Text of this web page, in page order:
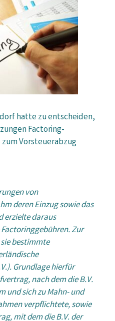
hatte zu entscheiden,
Factoring-
Vorsteuerabzug
von
deren Einzug sowie das
erzielte daraus
Zur
bestimmte
Grundlage hierfür
nach dem die B.V.
und sich zu Mahn- und
verpflichtete, sowie
mit dem die B.V. der